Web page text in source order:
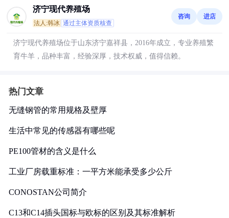
济宁现代养殖场
法人:韩冰 通过主体资质核查
咨询 进店
济宁现代养殖场位于山东济宁嘉祥县，2016年成立，专业养殖繁
育牛羊，品种丰富，经验深厚，技术权威，值得信赖。
热门文章
无缝钢管的常用规格及壁厚
生活中常见的传感器有哪些呢
PE100管材的含义是什么
工业厂房载重标准：一平方米能承受多少公斤
CONOSTAN公司简介
C13和C14插头国标与欧标的区别及其标准解析